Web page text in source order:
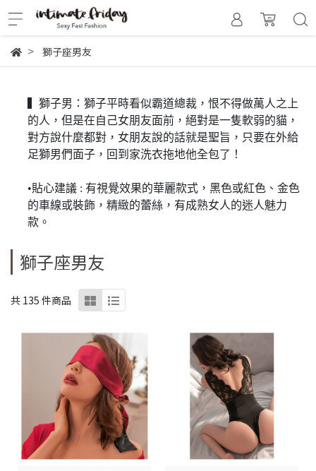
獅子座男友
▍獅子男：獅子平時看似霸道總裁，恨不得做萬人之上
的人，但是在自己女朋友面前，絕對是一隻軟弱的貓，
對方說什麼都對，女朋友說的話就是聖旨，只要在外給
足獅男們面子，回到家洗衣拖地他全包了！
•貼心建議 : 有視覺效果的華麗款式，黑色或紅色、金色
的車線或裝飾，精緻的蕾絲，有成熟女人的迷人魅力
款。
獅子座男友
共 135 件商品